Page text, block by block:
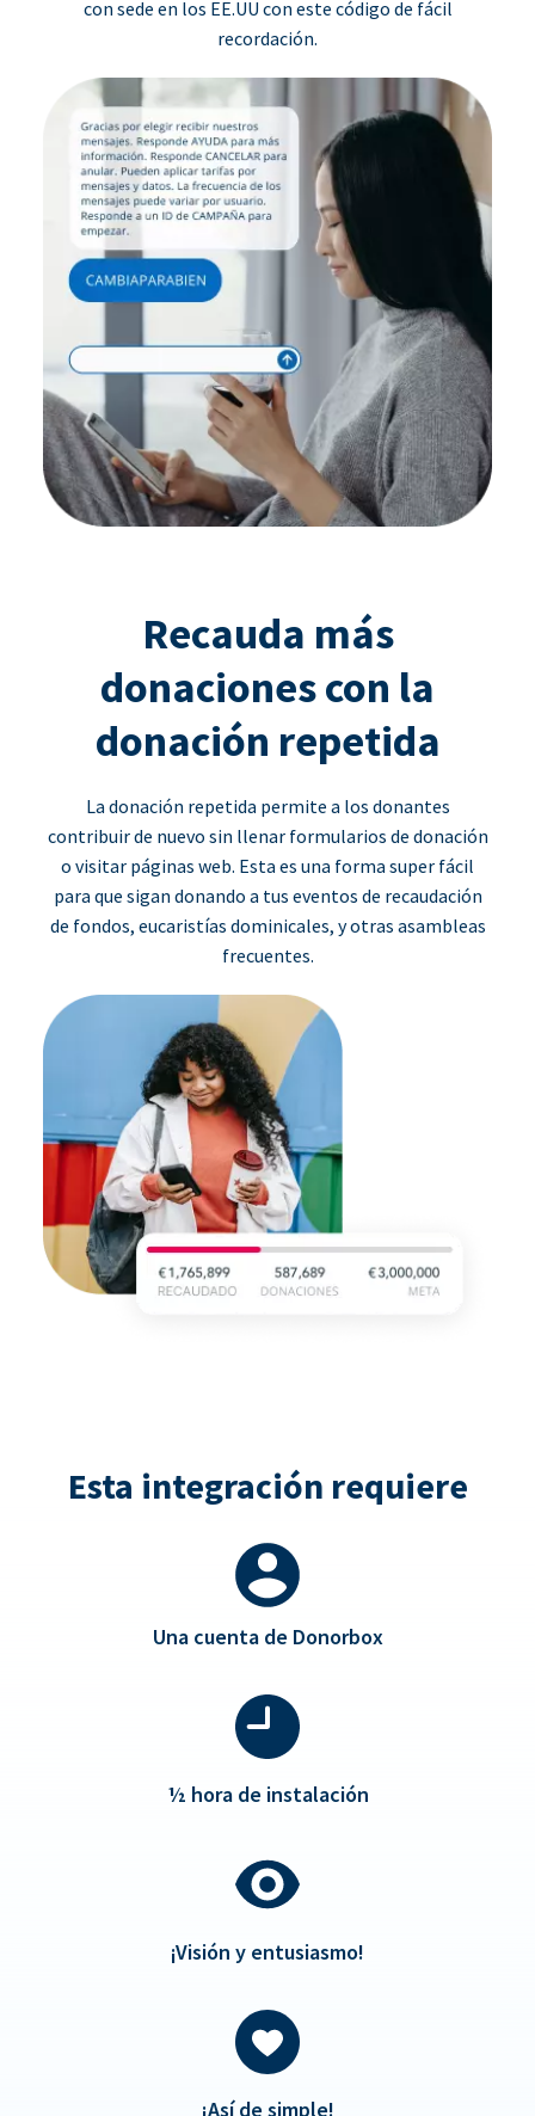
con sede en los EE.UU con este código de fácil
recordación.
Recauda más
donaciones con la
donación repetida
La donación repetida permite a los donantes
contribuir de nuevo sin llenar formularios de donación
o visitar páginas web. Esta es una forma super fácil
para que sigan donando a tus eventos de recaudación
de fondos, eucaristías dominicales, y otras asambleas
frecuentes.
Esta integración requiere
Una cuenta de Donorbox
½ hora de instalación
¡Visión y entusiasmo!
¡Así de simple!